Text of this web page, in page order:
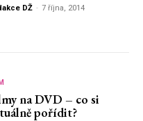
DŽ - 7 října, 2014
na DVD – co si
pořídit?